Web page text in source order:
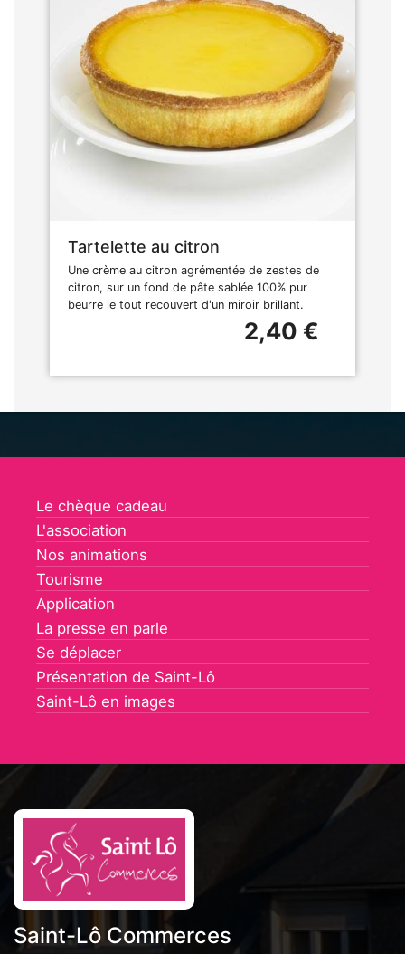
Tartelette au citron
Une crème au citron agrémentée de zestes de
citron, sur un fond de pâte sablée 100% pur
beurre le tout recouvert d'un miroir brillant.
2,40 €
Le chèque cadeau
L'association
Nos animations
Tourisme
Application
La presse en parle
Se déplacer
Présentation de Saint-Lô
Saint-Lô en images
Saint-Lô Commerces